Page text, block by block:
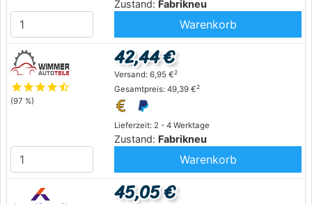
Zustand: Fabrikneu
Warenkorb
starstarstarstarstar_half
(97 %)
Lieferzeit: 2 - 4 Werktage
Zustand: Fabrikneu
42,44 €
Versand: 6,95 €2
Gesamtpreis: 49,39 €2
Warenkorb
45,05 €